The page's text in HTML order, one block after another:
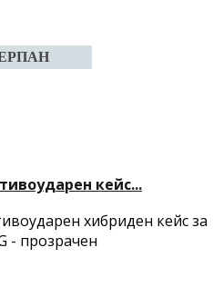
кейс...
хибриден кейс за
- прозрачен